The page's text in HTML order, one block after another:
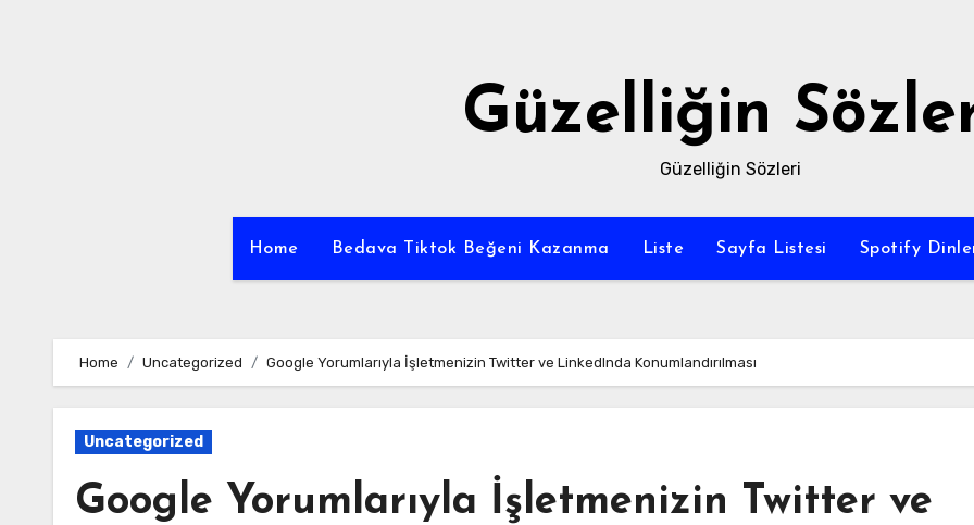
Güzelliğin
Güzelliğin Sözleri
Home Bedava Tiktok Beğeni Kazanma Liste Sayfa Listesi Spotify
Home Uncategorized Google Yorumlarıyla İşletmenizin Twitter ve LinkedInda Konumlandırılması
Uncategorized
Google Yorumlarıyla İşletmenizin Twitter ve